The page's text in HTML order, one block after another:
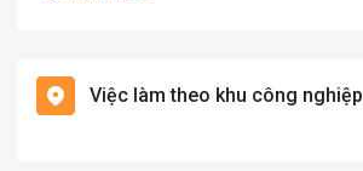
Văn Phòng
Việc làm Cát Hải
Việc làm theo khu công nghiệp